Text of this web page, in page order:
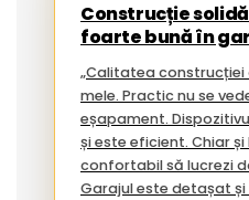
Construcție
foarte bună în
„Calitatea
mele. Practic nu se vede fum din țeava de
eșapament.
și este eficient. Chiar
confortabil să lucrezi doar cu un hanorac.
Garajul este detașat